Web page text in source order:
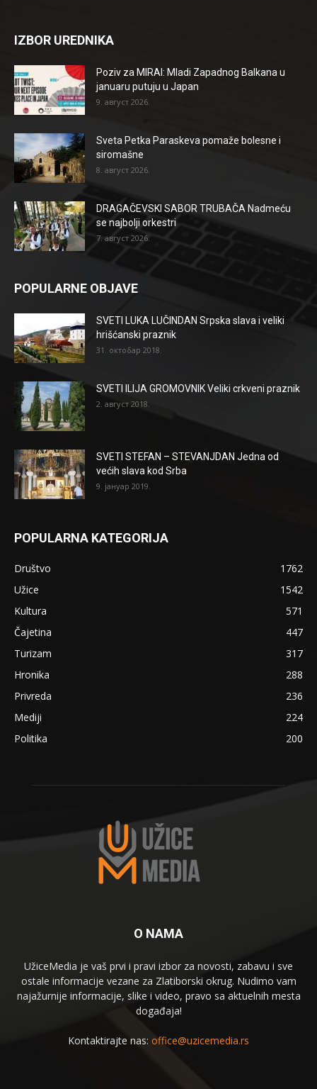
IZBOR UREDNIKA
Poziv za MIRAI: Mladi Zapadnog Balkana u
januaru putuju u Japan
9. август 2026.
Sveta Petka Paraskeva pomaže bolesne i
siromašne
8. август 2026.
DRAGAČEVSKI SABOR TRUBAČA Nadmeću
se najbolji orkestri
7. август 2026.
POPULARNE OBJAVE
SVETI LUKA LUČINDAN Srpska slava i veliki
hrišćanski praznik
31. октобар 2018.
SVETI ILIJA GROMOVNIK Veliki crkveni praznik
2. август 2018.
SVETI STEFAN – STEVANJDAN Jedna od
većih slava kod Srba
9. јануар 2019.
POPULARNA KATEGORIJA
Društvo
1762
Užice
1542
Kultura
571
Čajetina
447
Turizam
317
Hronika
288
Privreda
236
Mediji
224
Politika
200
O NAMA
UžiceMedia je vaš prvi i pravi izbor za novosti, zabavu i sve
ostale informacije vezane za Zlatiborski okrug. Nudimo vam
najažurnije informacije, slike i video, pravo sa aktuelnih mesta
događaja!
Kontaktirajte nas: office@uzicemedia.rs